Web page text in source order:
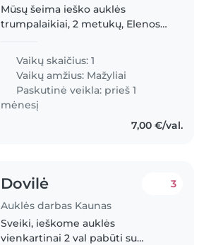
Mūsų šeima ieško auklės
trumpalaikiai, 2 metukų, Elenos
savaitgaliais. Elena ganėtinai
aiškiai gali pasakyti savo norus ir
poreikius, tačiau yra jautresnio..
Vaikų skaičius: 1
Vaikų amžius: Mažyliai
Paskutinė veikla: prieš 1
mėnesį
7,00 €/val.
Dovilė
Auklės darbas Kaunas
3
Sveiki, ieškome auklės
vienkartinai 2 val pabūti su